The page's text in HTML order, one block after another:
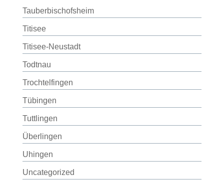
Tauberbischofsheim
Titisee
Titisee-Neustadt
Todtnau
Trochtelfingen
Tübingen
Tuttlingen
Überlingen
Uhingen
Uncategorized